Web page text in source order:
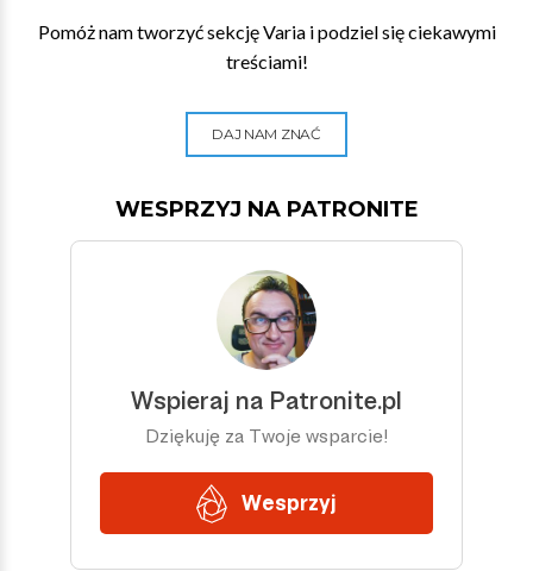
Pomóż nam tworzyć sekcję Varia i podziel się ciekawymi
treściami!
DAJ NAM ZNAĆ
WESPRZYJ NA PATRONITE